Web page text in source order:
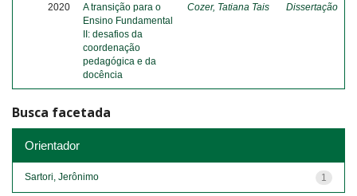
2020
A transição para o
Ensino Fundamental
II: desafios da
coordenação
pedagógica e da
docência
Cozer, Tatiana Tais Dissertação
Busca facetada
Orientador
1
Sartori, Jerônimo